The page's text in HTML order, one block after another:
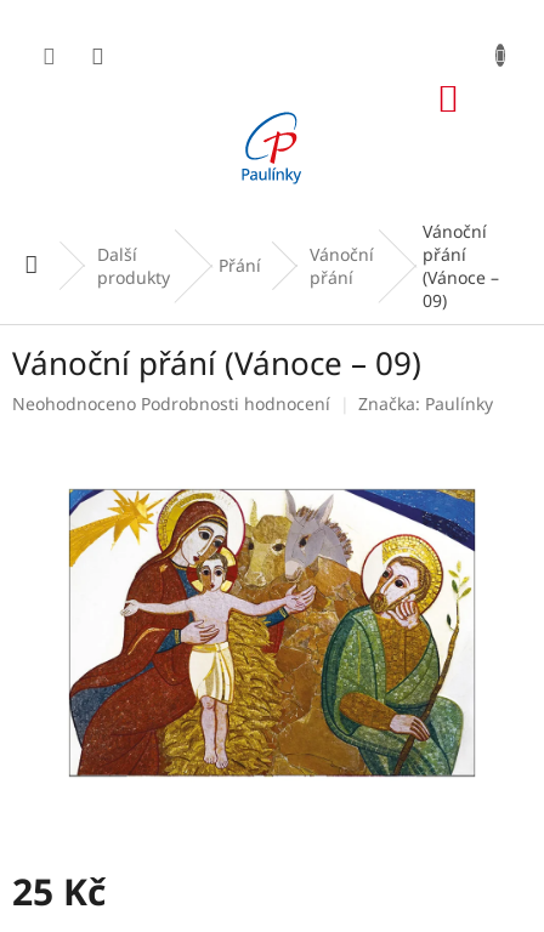
obsah
Domů Další
produkty
Přání
Vánoční
přání
Vánoční
přání
(Vánoce –
09)
Vánoční přání (Vánoce – 09)
Průměrné
hvězdiček.
Neohodnoceno Podrobnosti hodnocení Značka: Paulínky
25 Kč